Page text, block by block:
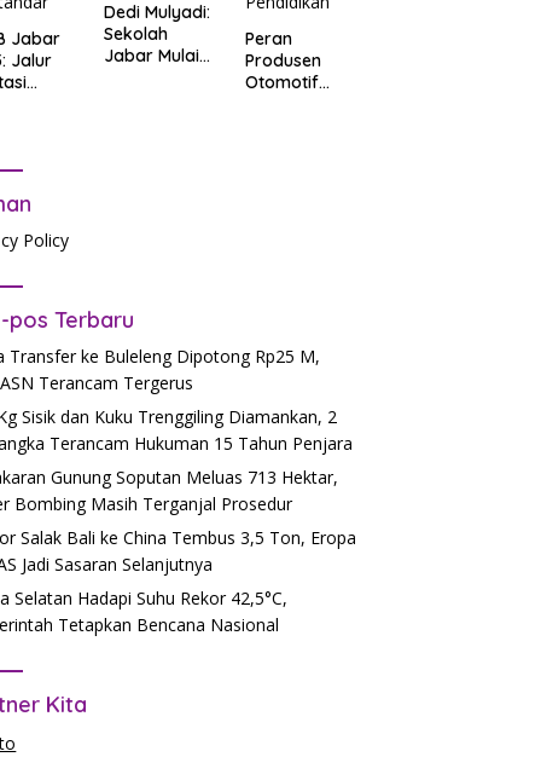
Jabar
Jalur
Dedi Mulyadi:
Sekolah
Jabar Mulai
Peran
Produsen
Otomotif
Policy
pos Terbaru
Transfer ke Buleleng Dipotong Rp25 M,
Terancam Tergerus
Sisik dan Kuku Trenggiling Diamankan, 2
Terancam Hukuman 15 Tahun Penjara
Gunung Soputan Meluas 713 Hektar,
Bombing Masih Terganjal Prosedur
Salak Bali ke China Tembus 3,5 Ton, Eropa
Jadi Sasaran Selanjutnya
Selatan Hadapi Suhu Rekor 42,5°C,
Tetapkan Bencana Nasional
Kita